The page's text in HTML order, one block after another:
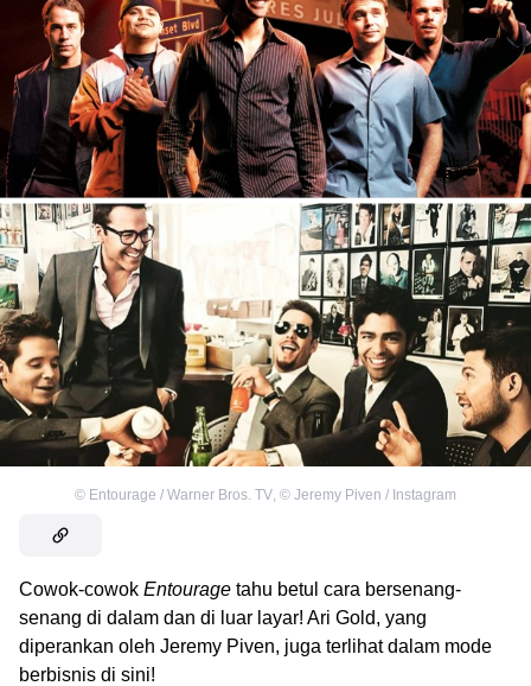
© Entourage / Warner Bros. TV, © Jeremy Piven / Instagram
Cowok-cowok Entourage tahu betul cara bersenang-
senang di dalam dan di luar layar! Ari Gold, yang
diperankan oleh Jeremy Piven, juga terlihat dalam mode
berbisnis di sini!